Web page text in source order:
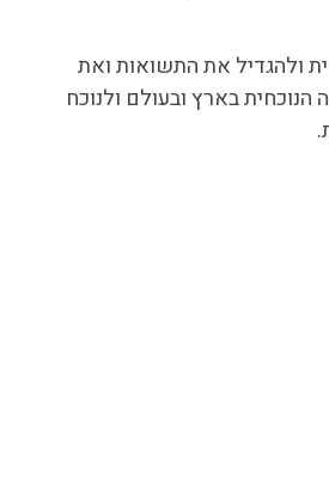
ולהגדיל את התשואות ואת
בארץ ובעולם ולנוכח